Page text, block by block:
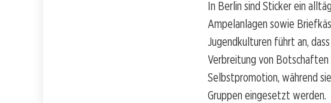
In Berlin sind Sticker ein
Ampelanlagen sowie
Jugendkulturen führt an,
Verbreitung von Botschaften
Selbstpromotion, während
Gruppen eingesetzt werden.